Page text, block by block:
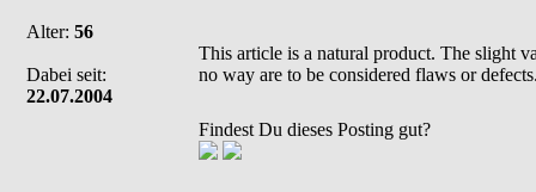
Alter: 56
Dabei seit:
22.07.2004
This article is a natural product. The slight
no way are to be considered flaws or
Findest Du dieses Posting gut?